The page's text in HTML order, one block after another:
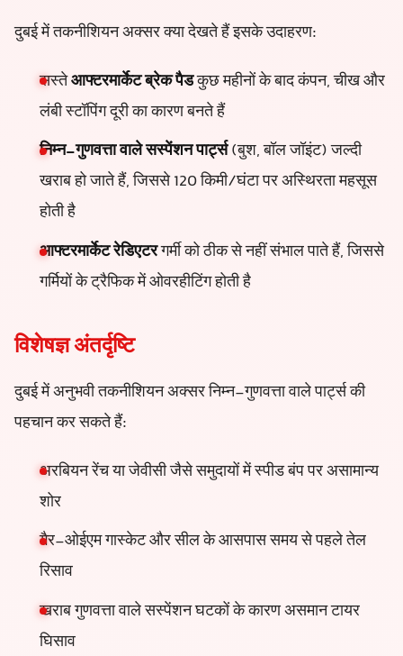
दुबई में तकनीशियन अक्सर क्या देखते हैं इसके उदाहरण:
सस्तेआफ्टरमार्केट ब्रेक पैडकुछ महीनों के बाद कंपन, चीख और
लंबी स्टॉपिंग दूरी का कारण बनते हैं
निम्न-गुणवत्ता वाले सस्पेंशन पार्ट्स(बुश, बॉल जॉइंट) जल्दी
खराब हो जाते हैं, जिससे 120 किमी/घंटा पर अस्थिरता महसूस
होती है
आफ्टरमार्केट रेडिएटरगर्मी को ठीक से नहीं संभाल पाते हैं, जिससे
गर्मियों के ट्रैफिक में ओवरहीटिंग होती है
विशेषज्ञ अंतर्दृष्टि
दुबई में अनुभवी तकनीशियन अक्सर निम्न-गुणवत्ता वाले पार्ट्स की
पहचान कर सकते हैं:
अरबियन रेंच या जेवीसी जैसे समुदायों में स्पीड बंप पर असामान्य
शोर
गैर-ओईएम गास्केट और सील के आसपास समय से पहले तेल
रिसाव
खराब गुणवत्ता वाले सस्पेंशन घटकों के कारण असमान टायर
घिसाव